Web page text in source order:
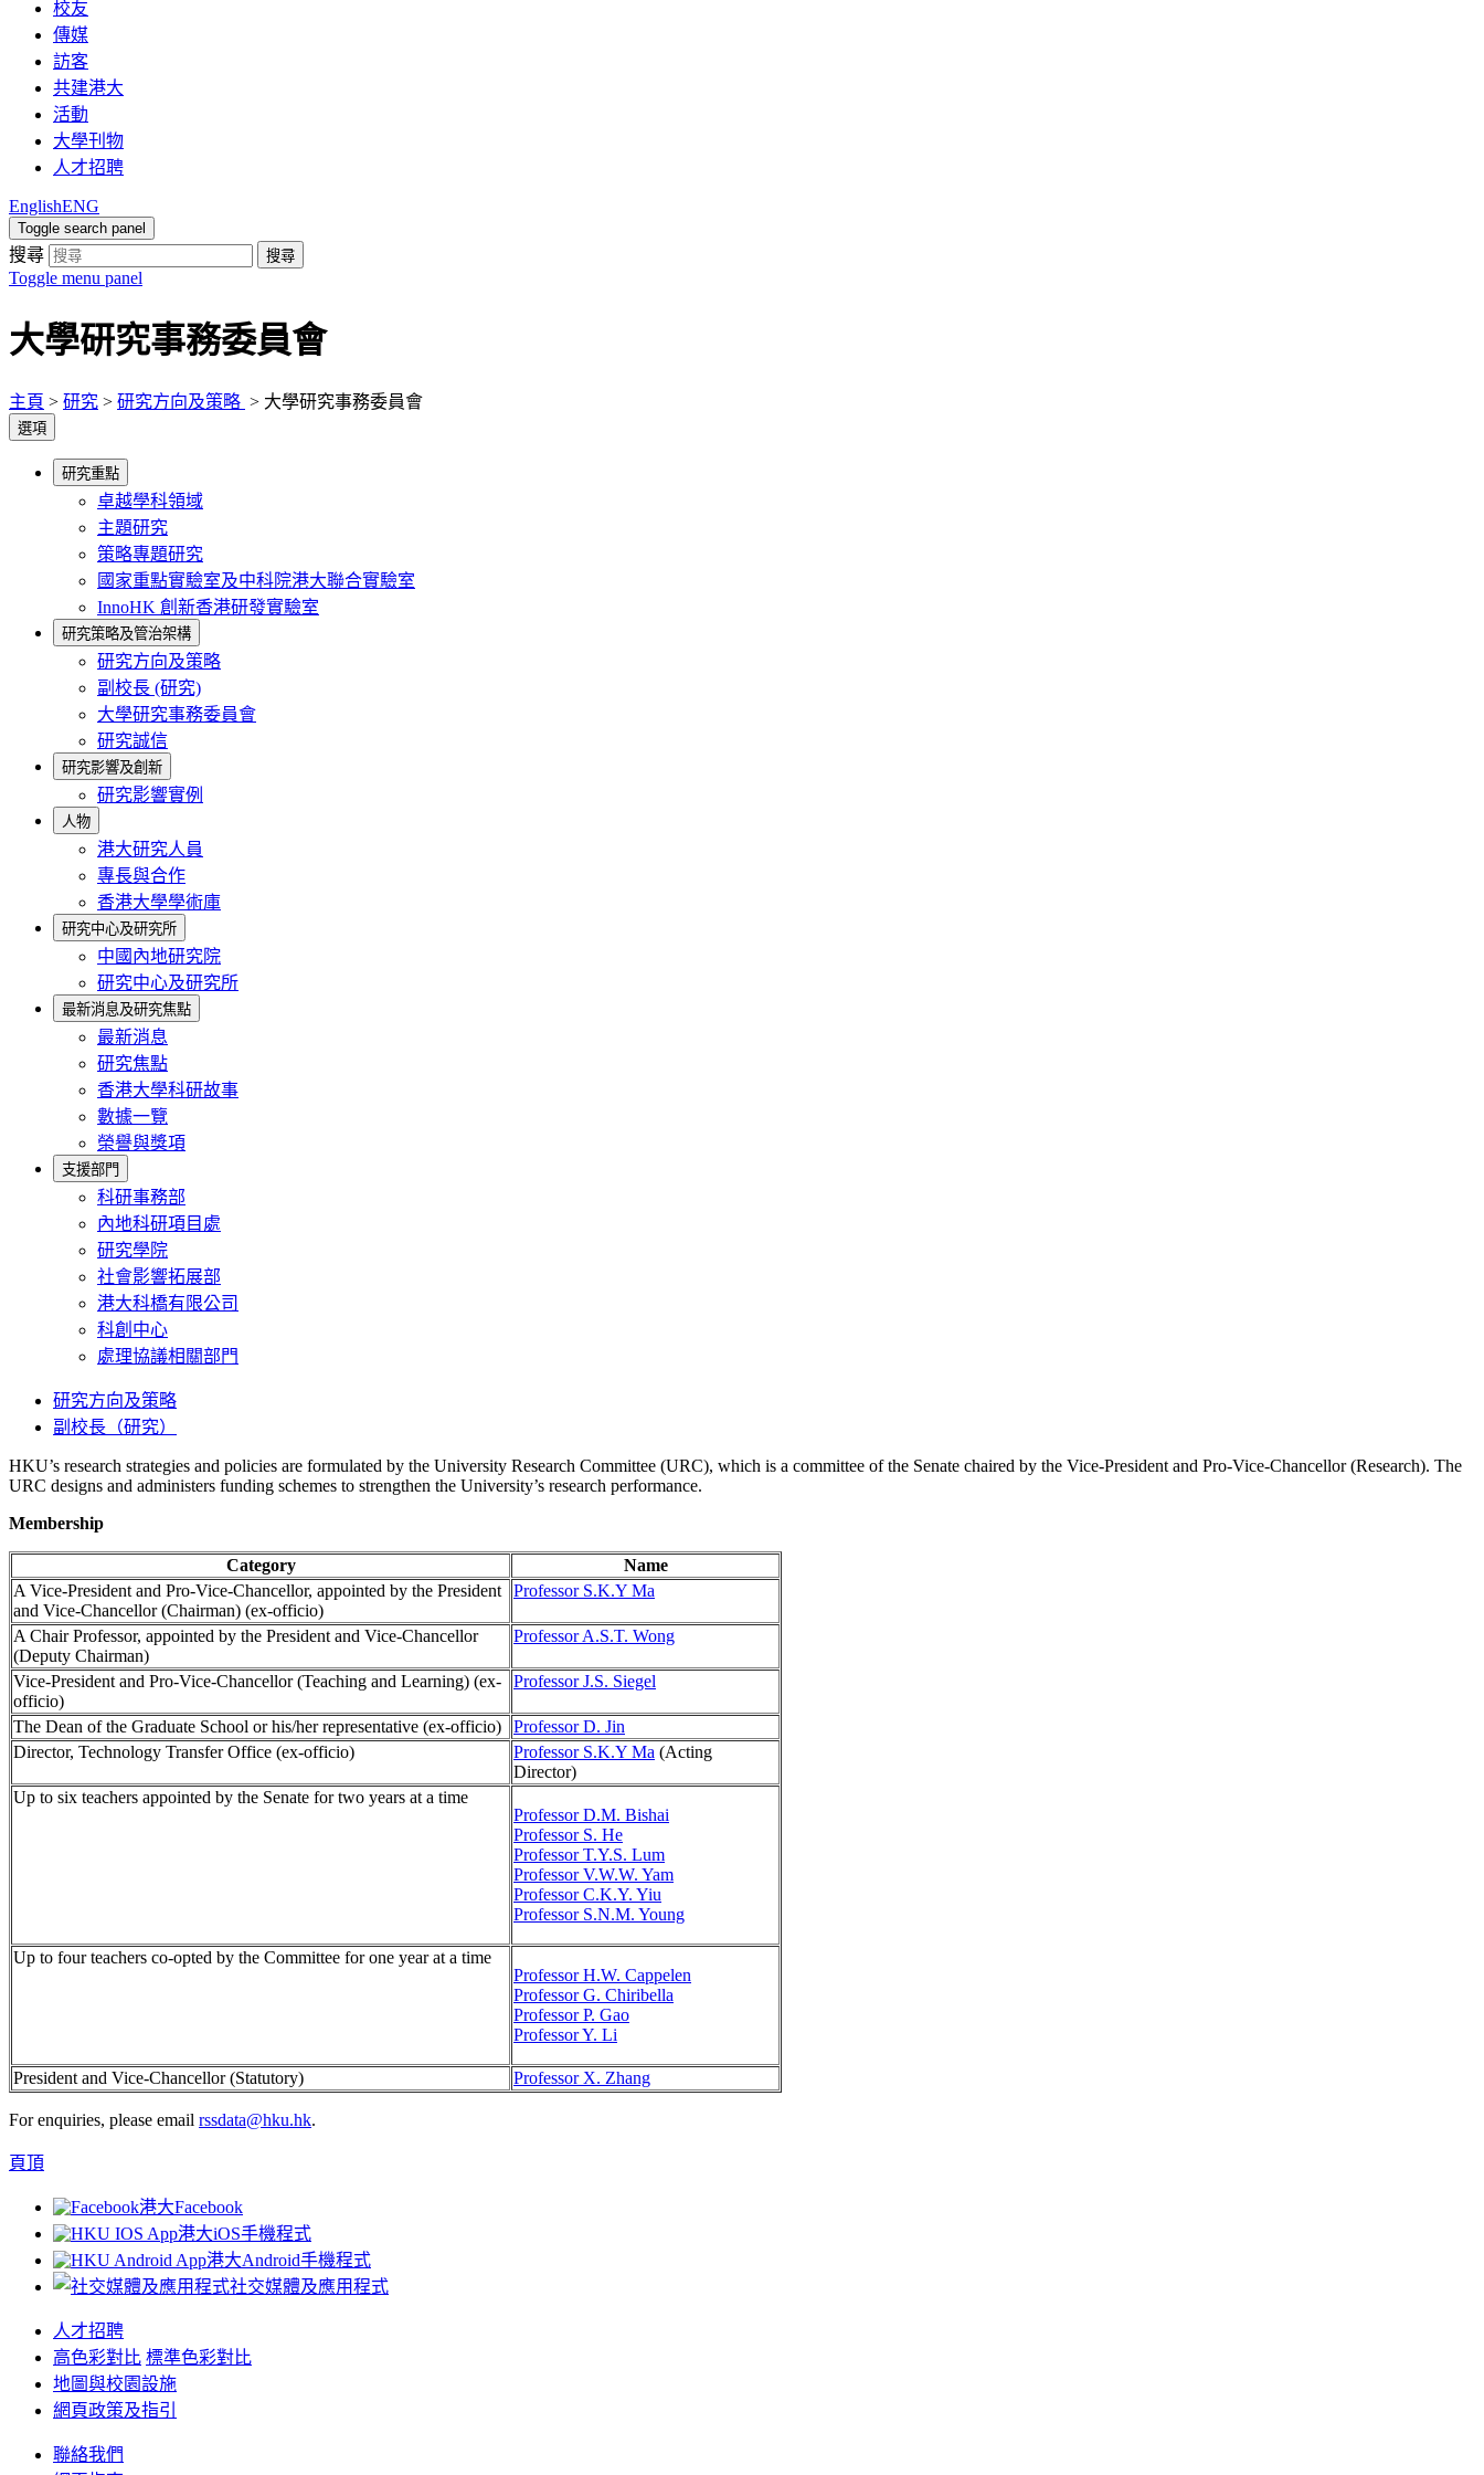
校友
傳媒
訪客
共建港大
活動
大學刊物
人才招聘
EnglishENG
Toggle search panel
搜尋 搜尋
Toggle menu panel
大學研究事務委員會
主頁 > 研究 > 研究方向及策略 > 大學研究事務委員會
選項
研究重點
卓越學科領域
主題研究
策略專題研究
國家重點實驗室及中科院港大聯合實驗室
InnoHK 創新香港研發實驗室
研究策略及管治架構
研究方向及策略
副校長 (研究)
大學研究事務委員會
研究誠信
研究影響及創新
研究影響實例
人物
港大研究人員
專長與合作
香港大學學術庫
研究中心及研究所
中國內地研究院
研究中心及研究所
最新消息及研究焦點
最新消息
研究焦點
香港大學科研故事
數據一覽
榮譽與獎項
支援部門
科研事務部
內地科研項目處
研究學院
社會影響拓展部
港大科橋有限公司
科創中心
處理協議相關部門
研究方向及策略
副校長（研究）
HKU’s research strategies and policies are formulated by the University Research Committee (URC), which is a committee of the Senate chaired by the Vice-President and Pro-Vice-Chancellor (Research). The
URC designs and administers funding schemes to strengthen the University’s research performance.
Membership
Category
Name
A Vice-President and Pro-Vice-Chancellor, appointed by the President
and Vice-Chancellor (Chairman) (ex-officio)
Professor S.K.Y Ma
A Chair Professor, appointed by the President and Vice-Chancellor
(Deputy Chairman)
Professor A.S.T. Wong
Vice-President and Pro-Vice-Chancellor (Teaching and Learning) (ex-
officio)
Professor J.S. Siegel
The Dean of the Graduate School or his/her representative (ex-officio)
Professor D. Jin
Director, Technology Transfer Office (ex-officio)
Professor S.K.Y Ma (Acting
Director)
Up to six teachers appointed by the Senate for two years at a time
Professor D.M. Bishai
Professor S. He
Professor T.Y.S. Lum
Professor V.W.W. Yam
Professor C.K.Y. Yiu
Professor S.N.M. Young
Up to four teachers co-opted by the Committee for one year at a time
Professor H.W. Cappelen
Professor G. Chiribella
Professor P. Gao
Professor Y. Li
President and Vice-Chancellor (Statutory) Professor X. Zhang
For enquiries, please email rssdata@hku.hk.
頁頂
港大Facebook
港大iOS手機程式
港大Android手機程式
社交媒體及應用程式
人才招聘
高色彩對比 標準色彩對比
地圖與校園設施
網頁政策及指引
聯絡我們